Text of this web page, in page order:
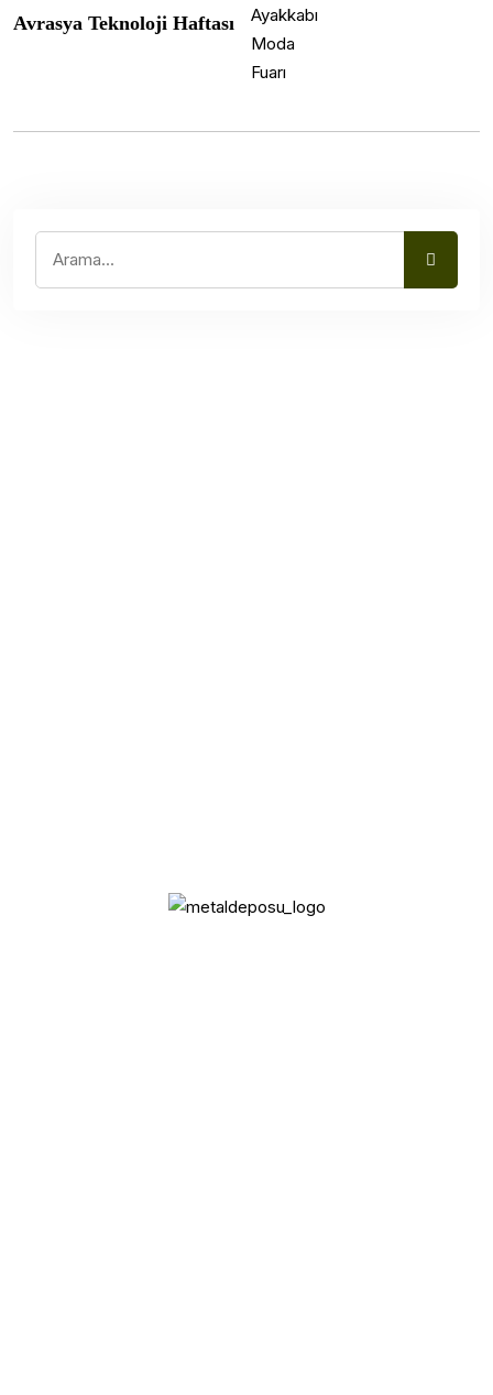
Avrasya Teknoloji Haftası